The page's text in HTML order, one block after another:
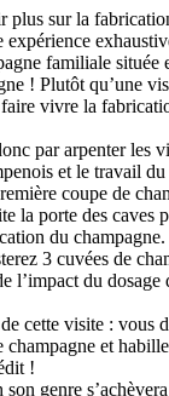
plus sur la
familiale située
! Plutôt qu’une
vivre la
par arpenter les
et le travail
coupe de
la porte des caves
du
3 cuvées de
l’impact du dosage
cette visite : vous
et
!
genre